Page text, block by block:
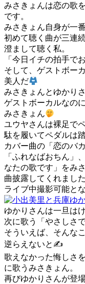
みさきょんは恋の歌
です。
みさきょん自身が一
初めて聴く曲が三連
澄まして聴く私。
「今日イチの拍手で
そして、ゲストボー
美人だ
みさきょんとゆかり
ゲストボーカルなの
みさきょん
ユウヤさんは裸足で
駄を履いてペダルは
カバー曲の「恋のバ
「ふれなばおちん」
なたの歌です」をみ
曲披露してくれました
ライブ中撮影可能とな
ゆかりさんは一旦はけ
次に歌う「やさしさ
そういえば、そんな
逆らえないと✍️
歌えなかった悔しさ
に歌うみさきょん。
再びゆかりさんが登